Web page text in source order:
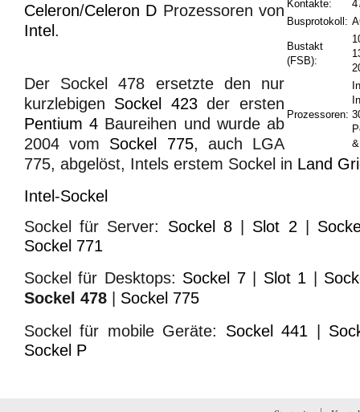
Kontakte:
Busprotokoll:
Bustakt
(FSB):
Prozessoren:
Celeron/Celeron D Prozessoren von
Intel .
Der Sockel 478 ersetzte den nur
kurzlebigen Sockel 423 der ersten
Pentium 4 Baureihen und wurde ab
2004 vom Sockel 775, auch LGA
775, abgelöst, Intels erstem Sockel in Land
Intel-Sockel
Sockel für Server: Sockel 8| Slot 2|
Sockel 771
Sockel für Desktops: Sockel 7 Slot 1
Sockel 478
Sockel 775
Sockel für mobile Geräte: Sockel 441 |
Sockel P